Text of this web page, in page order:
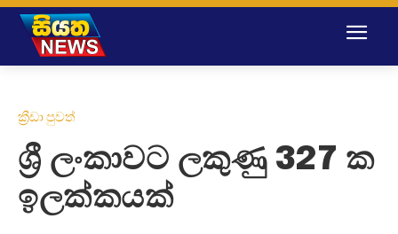
ක්‍රීඩා පුවත්
ශ්‍රී ලංකාවට ලකුණු 327 ක
ඉලක්කයක්